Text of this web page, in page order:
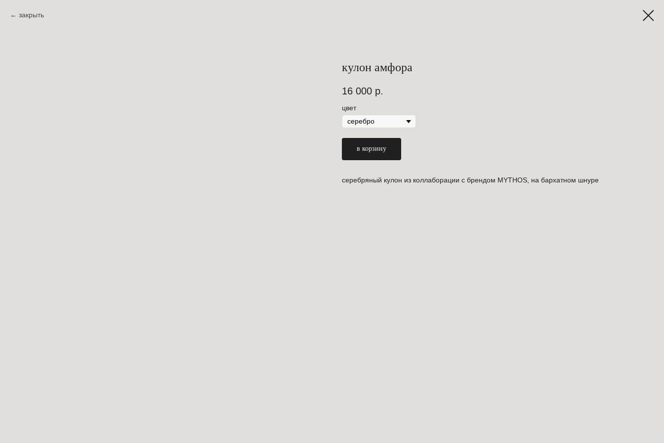
закрыть
кулон амфора
16 000 р.
цвет
в корзину
серебряный кулон из коллаборации с брендом MYTHOS, на бархатном шнуре